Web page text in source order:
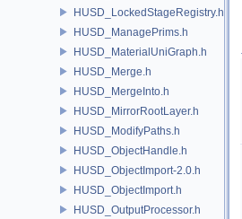
HUSD_LockedStageRegistry.h
HUSD_ManagePrims.h
HUSD_MaterialUniGraph.h
HUSD_Merge.h
HUSD_MergeInto.h
HUSD_MirrorRootLayer.h
HUSD_ModifyPaths.h
HUSD_ObjectHandle.h
HUSD_ObjectImport-2.0.h
HUSD_ObjectImport.h
HUSD_OutputProcessor.h